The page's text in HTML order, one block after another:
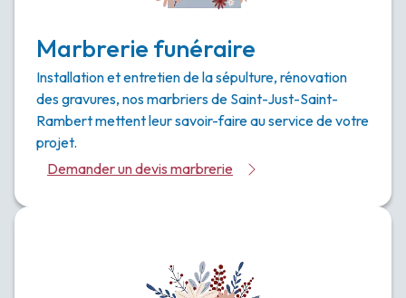
Marbrerie funéraire
Installation et entretien de la sépulture, rénovation
des gravures, nos marbriers de Saint-Just-Saint-
Rambert mettent leur savoir-faire au service de votre
projet.
Demander un devis marbrerie